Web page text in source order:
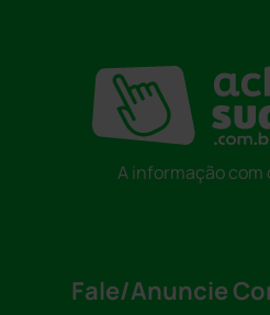
A informação com
Fale/Anuncie